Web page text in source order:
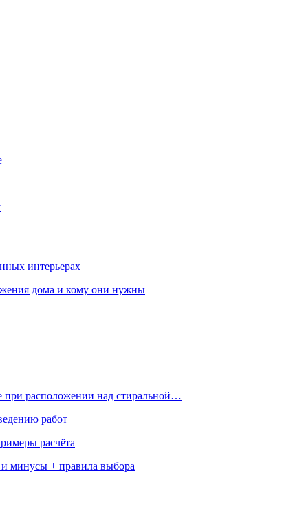
интерьерах
дома и кому они нужны
при расположении над стиральной…
работ
расчёта
минусы + правила выбора